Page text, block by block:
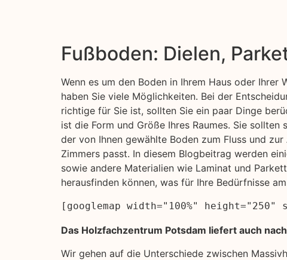
Fußboden: Dielen,
Wenn es um den Boden in Ihrem Haus oder Ihrer
haben Sie viele Möglichkeiten. Bei der
richtige für Sie ist, sollten Sie ein paar Dinge
ist die Form und Größe Ihres Raumes. Sie sollten
der von Ihnen gewählte Boden zum Fluss und zur
Zimmers passt. In diesem Blogbeitrag werden
sowie andere Materialien wie Laminat und
herausfinden können, was für Ihre Bedürfnisse
[googlemap width="100%"
Das Holzfachzentrum Potsdam liefert auch
Wir gehen auf die Unterschiede zwischen